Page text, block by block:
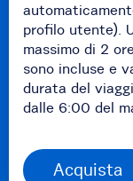
profilo utente).
massimo di 2
sono incluse e
durata del
dalle 6:00 del
Acquista